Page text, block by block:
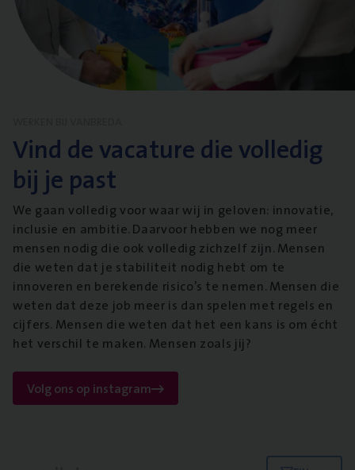
Vind de vacature die volledig
bij je past
We gaan volledig voor waar wij in geloven: innovatie,
inclusie en ambitie. Daarvoor hebben we nog meer
mensen nodig die ook volledig zichzelf zijn. Mensen
die weten dat je stabiliteit nodig hebt om te
innoveren en berekende risico’s te nemen. Mensen die
weten dat deze job meer is dan spelen met regels en
cijfers. Mensen die weten dat het een kans is om écht
het verschil te maken. Mensen zoals jij?
Volg ons op instagram